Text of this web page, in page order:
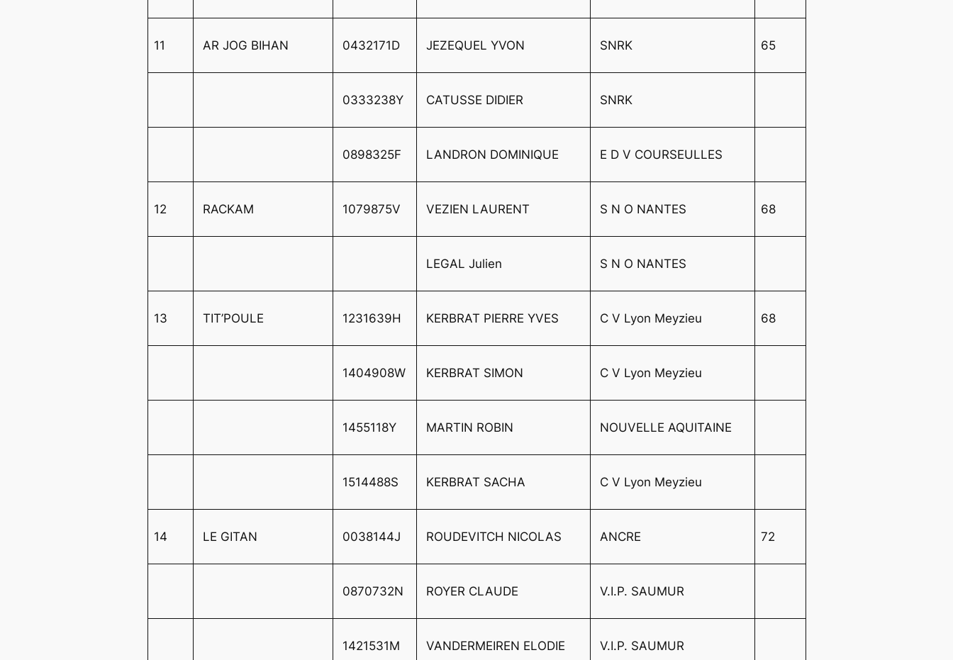
11 AR JOG BIHAN 0432171D JEZEQUEL YVON SNRK 65
0333238Y CATUSSE DIDIER SNRK
0898325F LANDRON DOMINIQUE E D V COURSEULLES
12 RACKAM 1079875V VEZIEN LAURENT S N O NANTES 68
LEGAL Julien S N O NANTES
13 TIT’POULE 1231639H KERBRAT PIERRE YVES C V Lyon Meyzieu 68
1404908W KERBRAT SIMON C V Lyon Meyzieu
1455118Y MARTIN ROBIN NOUVELLE AQUITAINE
1514488S KERBRAT SACHA C V Lyon Meyzieu
14 LE GITAN 0038144J ROUDEVITCH NICOLAS ANCRE 72
0870732N ROYER CLAUDE V.I.P. SAUMUR
1421531M VANDERMEIREN ELODIE V.I.P. SAUMUR